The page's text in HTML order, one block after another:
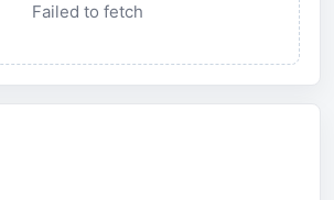
Failed to fetch